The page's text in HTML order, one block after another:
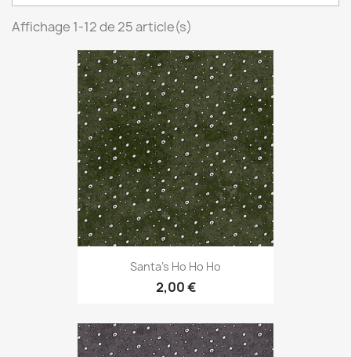
Affichage 1-12 de 25 article(s)
Santa's Ho Ho Ho
2,00 €